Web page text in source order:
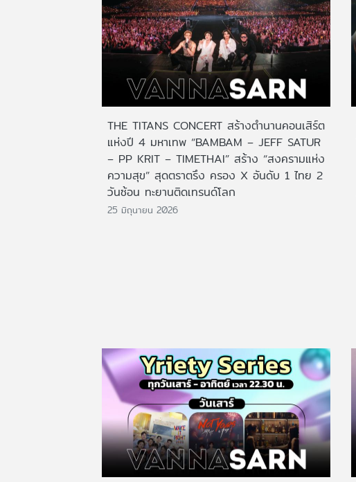
THE TITANS CONCERT สร้างตำนานคอนเสิร์ต
แห่งปี 4 มหาเทพ “BAMBAM – JEFF SATUR
– PP KRIT – TIMETHAI” สร้าง “สงครามแห่ง
ความสุข” สุดตราตรึง ครอง X อันดับ 1 ไทย 2
วันซ้อน ทะยานติดเทรนด์โลก
25 มิถุนายน 2026